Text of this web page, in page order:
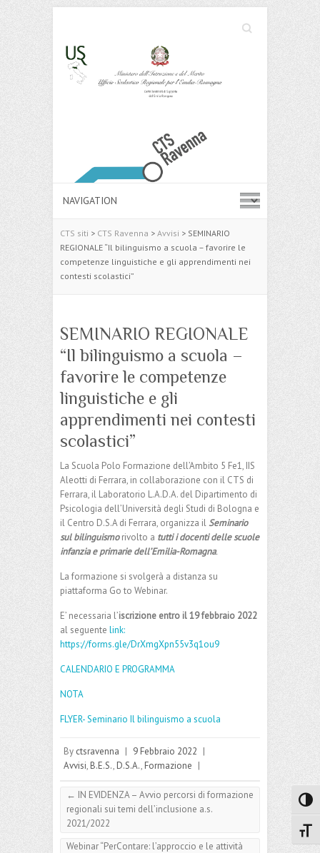
Search
Cerca
CTS siti > CTS Ravenna > Avvisi > SEMINARIO
REGIONALE “Il bilinguismo a scuola – favorire le
competenze linguistiche e gli apprendimenti nei
contesti scolastici”
SEMINARIO REGIONALE
“Il bilinguismo a scuola –
favorire le competenze
linguistiche e gli
apprendimenti nei contesti
scolastici”
La Scuola Polo Formazione dell’Ambito 5 Fe1, IIS
Aleotti di Ferrara, in collaborazione con il CTS di
Ferrara, il Laboratorio L.A.D.A. del Dipartimento di
Psicologia dell’Università degli Studi di Bologna e
il Centro D.S.A di Ferrara, organizza ilSeminario
sul bilinguismorivolto a tutti i docenti delle scuole
infanzia e primarie dell’Emilia-Romagna.
La formazione si svolgerà a distanza su
piattaforma Go to Webinar.
E’ necessaria l’iscrizione entro il 19 febbraio 2022
al seguente link:
https://forms.gle/DrXmgXpn55v3q1ou9
CALENDARIO E PROGRAMMA
NOTA
FLYER- Seminario Il bilinguismo a scuola
By ctsravenna | 9 Febbraio 2022 |
Avvisi, B.E.S., D.S.A., Formazione |
← IN EVIDENZA – Avvio percorsi di formazione
regionali sui temi dell’inclusione a.s.
2021/2022
Webinar “PerContare: l’approccio e le attività